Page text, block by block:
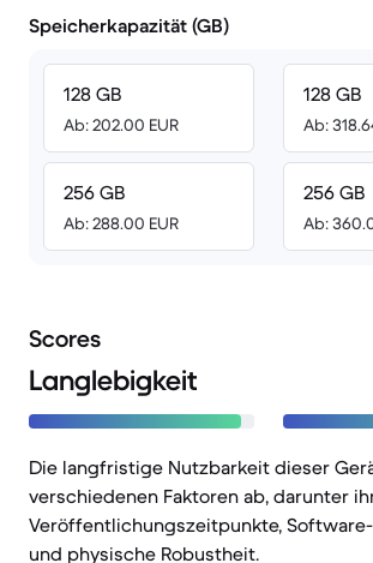
Speicherkapazität (GB)
128 GB
Ab: 202.00 EUR
256 GB
Ab: 288.00 EUR
128 GB
Ab:
256 GB
Ab:
Scores
Langlebigkeit
Die langfristige Nutzbarkeit dieser
verschiedenen Faktoren ab, darunter
Veröffentlichungszeitpunkte,
und physische Robustheit.